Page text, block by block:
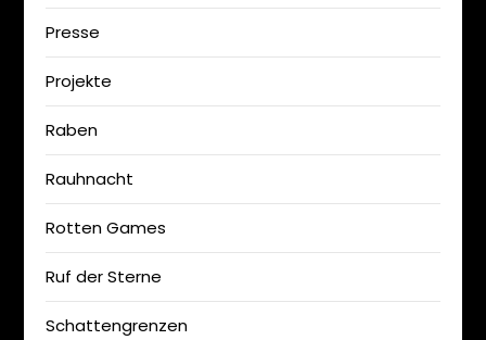
Presse
Projekte
Raben
Rauhnacht
Rotten Games
Ruf der Sterne
Schattengrenzen